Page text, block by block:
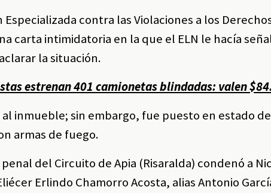
Especializada contra las Violaciones a los
carta intimidatoria en la que el ELN le hacía
la situación.
estrenan 401 camionetas blindadas: valen
inmueble; sin embargo, fue puesto en estado
armas de fuego.
del Circuito de Apia (Risaralda) condenó a
Erlindo Chamorro Acosta, alias Antonio